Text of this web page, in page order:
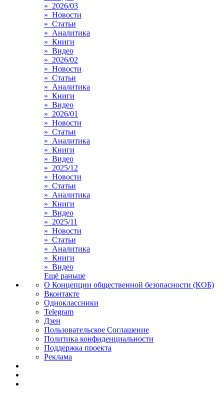
» 2026/03
» Новости
» Статьи
» Аналитика
» Книги
» Видео
» 2026/02
» Новости
» Статьи
» Аналитика
» Книги
» Видео
» 2026/01
» Новости
» Статьи
» Аналитика
» Книги
» Видео
» 2025/12
» Новости
» Статьи
» Аналитика
» Книги
» Видео
» 2025/11
» Новости
» Статьи
» Аналитика
» Книги
» Видео
Ещё раньше
О Концепции общественной безопасности (КОБ)
Вконтакте
Одноклассники
Telegram
Дзен
Пользовательское Соглашение
Политика конфиденциальности
Поддержка проекта
Реклама